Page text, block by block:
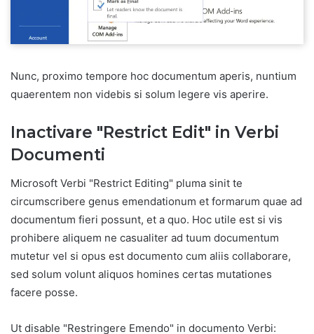
Nunc, proximo tempore hoc documentum aperis, nuntium
quaerentem non videbis si solum legere vis aperire.
Inactivare "Restrict Edit" in Verbi
Documenti
Microsoft Verbi "Restrict Editing" pluma sinit te
circumscribere genus emendationum et formarum quae ad
documentum fieri possunt, et a quo. Hoc utile est si vis
prohibere aliquem ne casualiter ad tuum documentum
mutetur vel si opus est documento cum aliis collaborare,
sed solum volunt aliquos homines certas mutationes
facere posse.
Ut disable "Restringere Emendo" in documento Verbi: